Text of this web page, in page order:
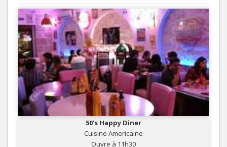
50's Happy Diner
Cuisine Americaine
Ouvre à 11h30